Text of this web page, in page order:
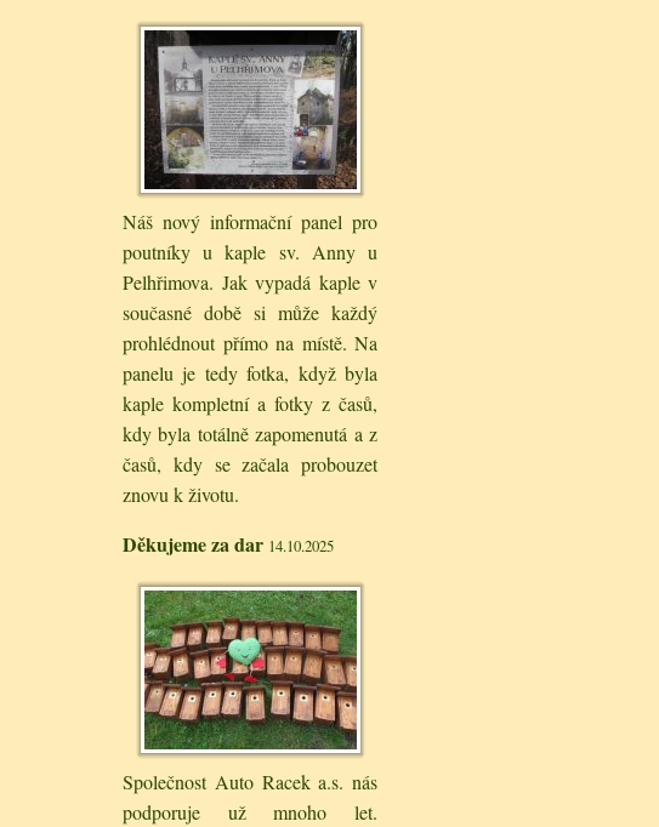
Náš nový informační panel pro
poutníky u kaple sv. Anny u
Pelhřimova. Jak vypadá kaple v
současné době si může každý
prohlédnout přímo na místě. Na
panelu je tedy fotka, když byla
kaple kompletní a fotky z časů,
kdy byla totálně zapomenutá a z
časů, kdy se začala probouzet
znovu k životu.
Děkujeme za dar 14.10.2025
Společnost Auto Racek a.s. nás
podporuje už mnoho let.